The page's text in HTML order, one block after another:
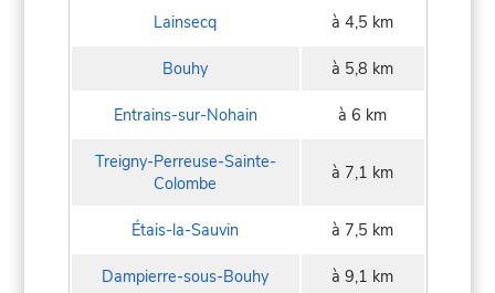
Lainsecq à 4,5 km
Bouhy à 5,8 km
Entrains-sur-Nohain à 6 km
Treigny-Perreuse-Sainte-
Colombe
à 7,1 km
Étais-la-Sauvin à 7,5 km
Dampierre-sous-Bouhy à 9,1 km